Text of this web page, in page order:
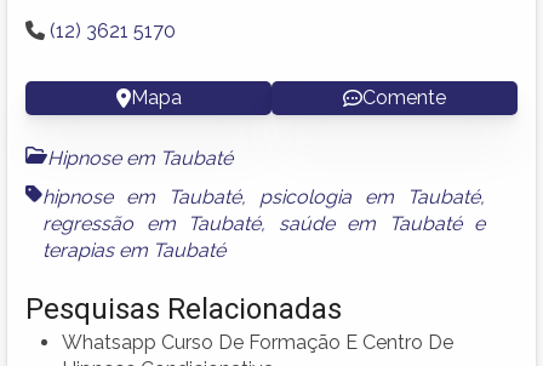
(12) 3621 5170
Mapa Comente
Hipnose em Taubaté
hipnose em Taubaté, psicologia em Taubaté,
regressão em Taubaté, saúde em Taubatée
terapias em Taubaté
Pesquisas Relacionadas
Whatsapp Curso De Formação E Centro De